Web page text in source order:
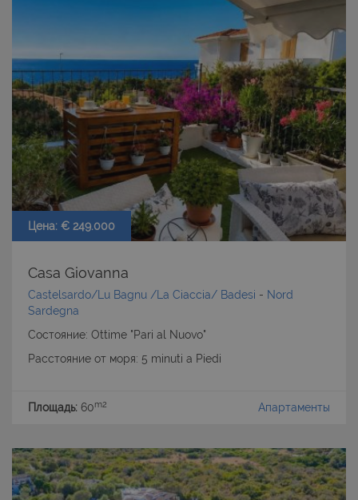
Цена: € 249.000
Casa Giovanna
Castelsardo/Lu Bagnu /La Ciaccia/ Badesi - Nord
Sardegna
Состояние: Ottime "Pari al Nuovo"
Расстояние от моря: 5 minuti a Piedi
Площадь: 60m2 Апартаменты